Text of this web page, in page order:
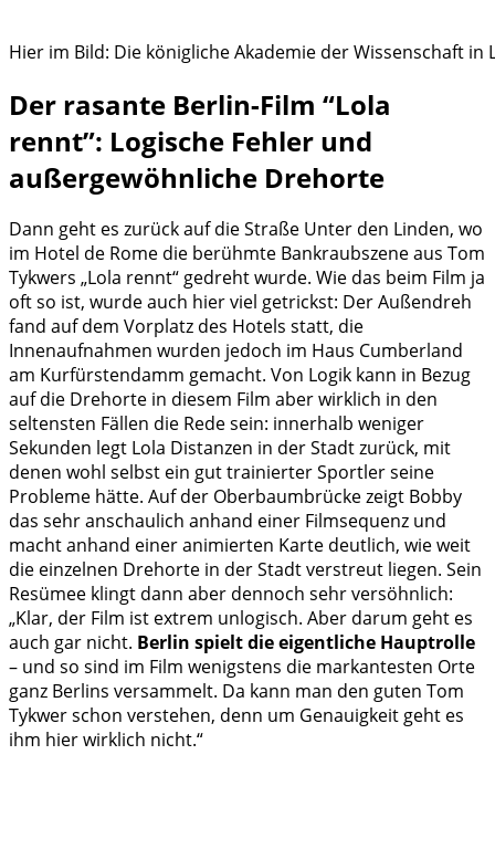
Hier im Bild: Die königliche Akademie der Wissenschaft
Der rasante Berlin-Film “Lola
rennt”: Logische Fehler und
außergewöhnliche Drehorte
Dann geht es zurück auf die Straße Unter den Linden, wo
im Hotel de Rome die berühmte Bankraubszene aus Tom
Tykwers „Lola rennt“ gedreht wurde. Wie das beim Film ja
oft so ist, wurde auch hier viel getrickst: Der Außendreh
fand auf dem Vorplatz des Hotels statt, die
Innenaufnahmen wurden jedoch im Haus Cumberland
am Kurfürstendamm gemacht. Von Logik kann in Bezug
auf die Drehorte in diesem Film aber wirklich in den
seltensten Fällen die Rede sein: innerhalb weniger
Sekunden legt Lola Distanzen in der Stadt zurück, mit
denen wohl selbst ein gut trainierter Sportler seine
Probleme hätte. Auf der Oberbaumbrücke zeigt Bobby
das sehr anschaulich anhand einer Filmsequenz und
macht anhand einer animierten Karte deutlich, wie weit
die einzelnen Drehorte in der Stadt verstreut liegen. Sein
Resümee klingt dann aber dennoch sehr versöhnlich:
„Klar, der Film ist extrem unlogisch. Aber darum geht es
auch gar nicht. Berlin spielt die eigentliche Hauptrolle
– und so sind im Film wenigstens die markantesten Orte
ganz Berlins versammelt. Da kann man den guten Tom
Tykwer schon verstehen, denn um Genauigkeit geht es
ihm hier wirklich nicht.“